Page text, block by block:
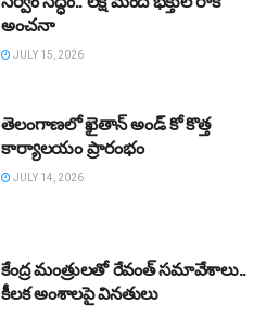
అంచనా
JULY 15, 2026
తెలంగాణలో ఖైతాన్‌ అండ్‌ కో కొత్త
కార్యాలయం ప్రారంభం
JULY 14, 2026
కేంద్ర మంత్రులతో రేవంత్‌ సమావేశాలు..
కీలక అంశాలపై వినతులు